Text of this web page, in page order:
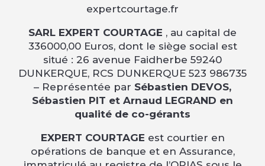
expertcourtage.fr
SARL EXPERT COURTAGE , au capital de
336000,00 Euros, dont le siège social est
situé : 26 avenue Faidherbe 59240
DUNKERQUE, RCS DUNKERQUE 523 986735
– Représentée par Sébastien DEVOS,
Sébastien PIT et Arnaud LEGRAND en
qualité de co-gérants
EXPERT COURTAGE est courtier en
opérations de banque et en Assurance,